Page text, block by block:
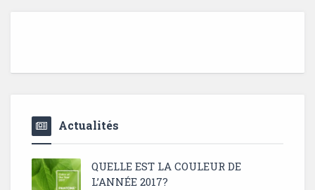
Actualités
QUELLE EST LA COULEUR DE
L’ANNÉE 2017?